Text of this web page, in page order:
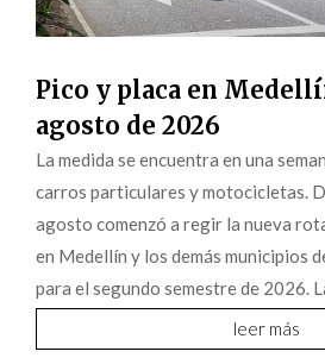
Pico y placa en
agosto de 2026
La medida se encuentra en una
carros particulares y motocicletas.
agosto comenzó a regir la nueva
en Medellín y los demás municipios
para el segundo semestre de 2026. La
leer más